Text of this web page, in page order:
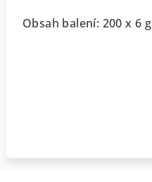
Obsah balení: 200 x 6 g